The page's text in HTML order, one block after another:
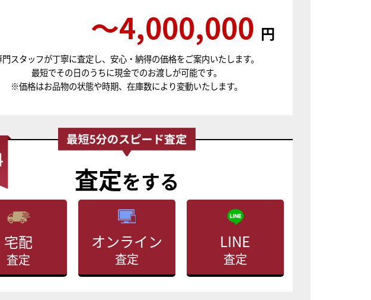
〜4,000,000 円
門スタッフが丁寧に査定し、安心・納得の価格をご案内いたします。
最短でその日のうちに現金でのお渡しが可能です。
※価格はお品物の状態や時期、在庫数により変動いたします。
査定をする
宅配
査定
オンライン
査定
LINE
査定